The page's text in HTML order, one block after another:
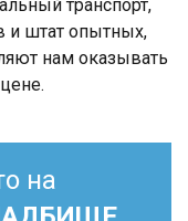
транспорт,
и штат опытных,
нам оказывать
на